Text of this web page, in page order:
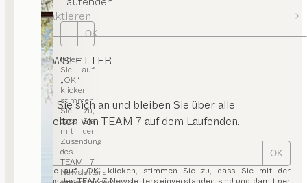
OK
Indem
Sie auf
„OK“
klicken,
stimmen
Sie zu,
dass Sie
mit der
Zusendung
des
TEAM 7
Newsletters
Kontaktieren
NEWSLETTER
Melden Sie sich an und bleiben Sie über alle
Neuigkeiten von TEAM 7 auf dem Laufenden.
OK
Indem Sie auf „OK“ klicken, stimmen Sie zu, dass Sie mit der